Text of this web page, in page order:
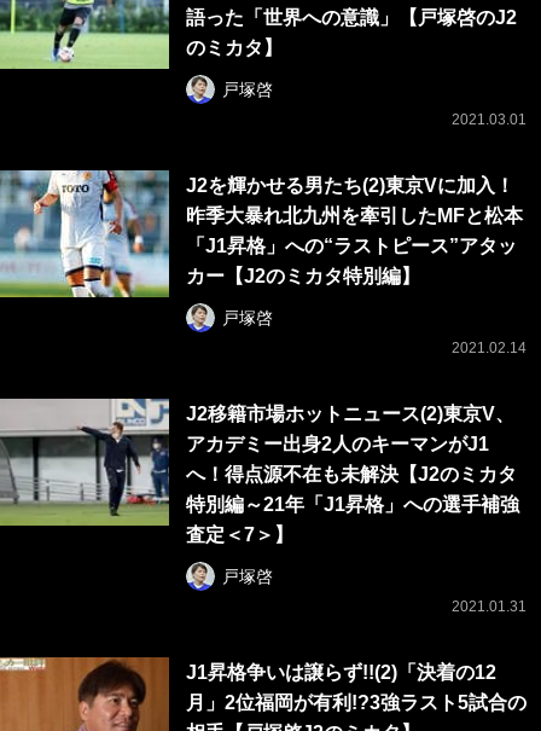
語った「世界への意識」【戸塚啓のJ2
のミカタ】
戸塚啓
2021.03.01
J2を輝かせる男たち(2)東京Vに加入！
昨季大暴れ北九州を牽引したMFと松本
「J1昇格」への“ラストピース”アタッ
カー【J2のミカタ特別編】
戸塚啓
2021.02.14
J2移籍市場ホットニュース(2)東京V、
アカデミー出身2人のキーマンがJ1
へ！得点源不在も未解決【J2のミカタ
特別編～21年「J1昇格」への選手補強
査定＜7＞】
戸塚啓
2021.01.31
J1昇格争いは譲らず!!(2)「決着の12
月」2位福岡が有利!?3強ラスト5試合の